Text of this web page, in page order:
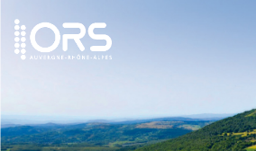
ORS Auvergne-Rhône-Alpes
Publications